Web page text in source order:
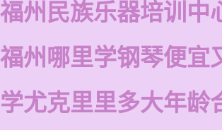
福州民族乐器培训中
福州哪里学钢琴便宜
学尤克里里多大年龄